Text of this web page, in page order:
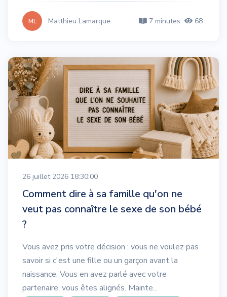
ML Matthieu Lamarque 7 minutes 68
26 juillet 2026 18:30:00
Comment dire à sa famille qu'on ne
veut pas connaître le sexe de son bébé
?
Vous avez pris votre décision : vous ne voulez pas
savoir si c'est une fille ou un garçon avant la
naissance. Vous en avez parlé avec votre
partenaire, vous êtes alignés. Mainte...